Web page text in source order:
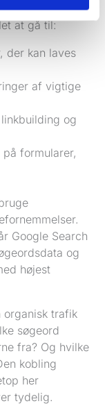
at gå til:
der kan laves
af vigtige
og
formularer,
Google Search
og
højest
organisk trafik
søgeord
fra? Og hvilke
kobling
her
tydelig.